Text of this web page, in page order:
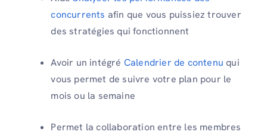
concurrents afin que vous puissiez trouver
des stratégies qui fonctionnent
Avoir un intégré Calendrier de contenu qui
vous permet de suivre votre plan pour le
mois ou la semaine
Permet la collaboration entre les membres